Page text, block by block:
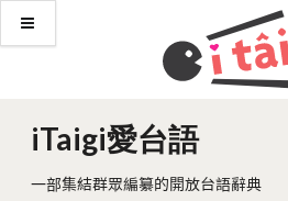
iTaigi愛台語
一部集結群眾編纂的開放台語辭典